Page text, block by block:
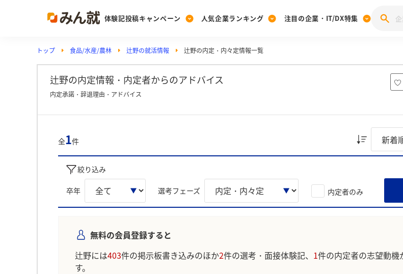
体験記投稿キャンペーン
Post
投稿する
[27卒] 本選考体験記投稿キャンペーン
人気企業ランキング
Ranking
ランキングを見る
Vote
注目の企業・IT/DX特集
PickUp
注目の企業特集
トップ 食品/水産/農林 辻野の就活情報 辻野の内定・内々定情報一覧
辻野の内定情報・内定者からのアドバイス
内定承諾・辞退理由・アドバイス
全1件
絞り込み
卒年 選考フェーズ 内定者のみ
無料の会員登録すると
辻野には403件の掲示板書き込みのほか2件の選考・面接体験記、 1件の内定者の志望動機
す。